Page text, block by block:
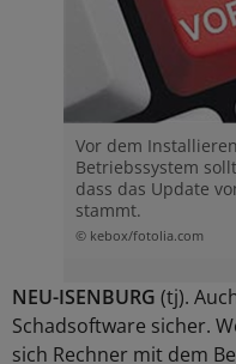
Vor dem
Betriebssystem
dass das Update
stammt.
© kebox/fotolia.com
NEU-ISENBURG (tj).
Schadsoftware sicher.
sich Rechner mit dem